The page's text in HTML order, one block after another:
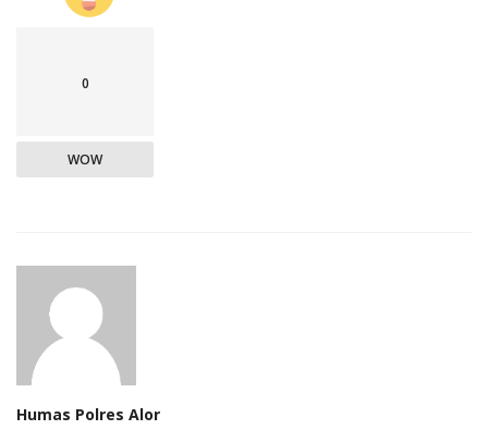
0
WOW
Humas Polres Alor